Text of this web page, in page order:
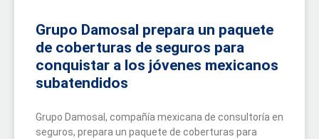
Grupo Damosal prepara un paquete
de coberturas de seguros para
conquistar a los jóvenes mexicanos
subatendidos
Grupo Damosal, compañía mexicana de consultoría en
seguros, prepara un paquete de coberturas para